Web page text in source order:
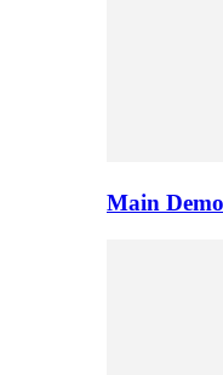
Main